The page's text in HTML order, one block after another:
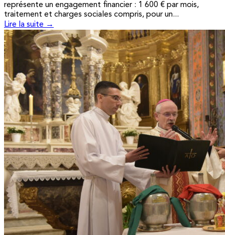
représente un engagement financier : 1 600 € par mois,
traitement et charges sociales compris, pour un...
Lire la suite →